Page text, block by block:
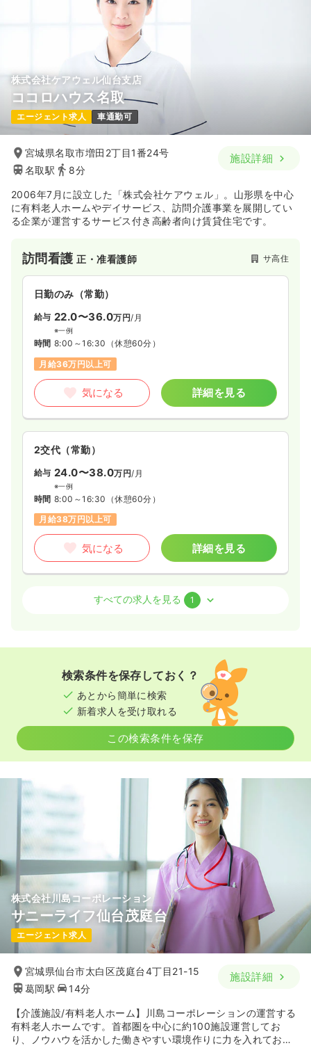
株式会社ケアウェル仙台支店
ココロハウス名取
エージェント求人 車通勤可
宮城県名取市増田2丁目1番24号
名取駅
8分
施設詳細
2006年7月に設立した「株式会社ケアウェル」。山形県を中心
に有料老人ホームやデイサービス、訪問介護事業を展開してい
る企業が運営するサービス付き高齢者向け賃貸住宅です。
訪問看護正・准看護師 サ高住
日勤のみ（常勤）
給与 22.0〜36.0万円/月
※一例
時間 8:00～16:30 （休憩60分）
月給36万円以上可
気になる 詳細を見る
2交代（常勤）
給与 24.0〜38.0万円/月
※一例
時間 8:00～16:30 （休憩60分）
月給38万円以上可
気になる 詳細を見る
正・准看護師 / 管理職
8:00～16:30（休憩60分）
オンコールあり
月給40万円以上可
気になる 詳細を見る
すべての求人を見る 1
検索条件を保存しておく？
あとから簡単に検索
新着求人を受け取れる
この検索条件を保存
株式会社川島コーポレーション
サニーライフ仙台茂庭台
エージェント求人
宮城県仙台市太白区茂庭台4丁目21-15
葛岡駅
14分
施設詳細
【介護施設/有料老人ホーム】川島コーポレーションの運営する
有料老人ホームです。首都圏を中心に約100施設運営してお
り、ノウハウを活かした働きやすい環境作りに力を入れており